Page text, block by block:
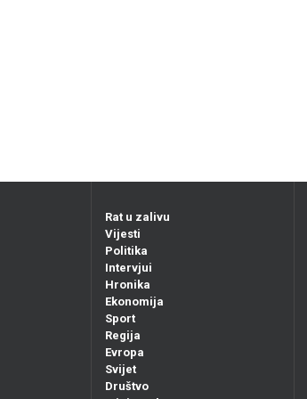
Rat u zalivu
Vijesti
Politika
Intervjui
Hronika
Ekonomija
Sport
Regija
Evropa
Svijet
Društvo